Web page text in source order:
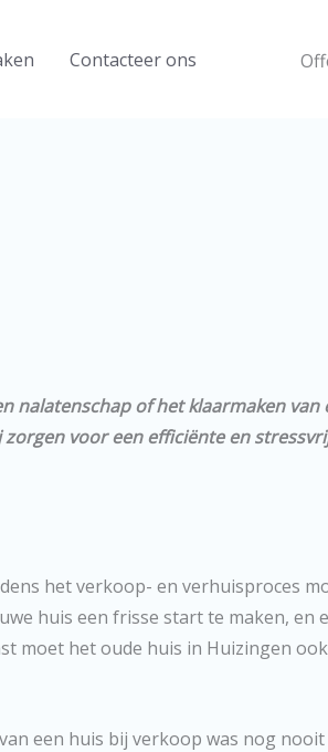
Contacteer ons
nalatenschap of het klaarmaken
voor een efficiënte en
het verkoop- en verhuisproces
huis een frisse start te maken,
moet het oude huis in Huizingen
een huis bij verkoop was nog